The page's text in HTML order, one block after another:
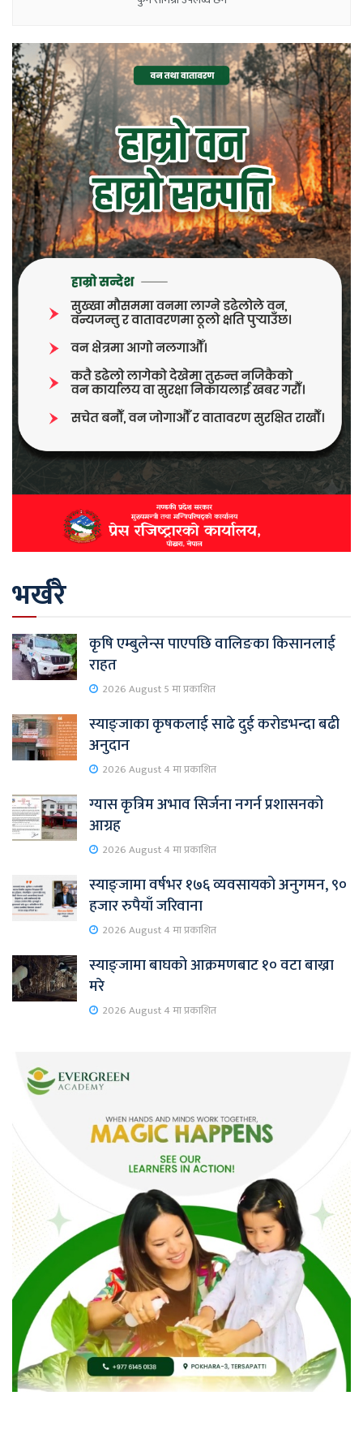
भर्खरै
कृषि एम्बुलेन्स पाएपछि वालिङका किसानलाई
राहत
2026 August 5 मा प्रकाशित
स्याङ्जाका कृषकलाई साढे दुई करोडभन्दा बढी
अनुदान
2026 August 4 मा प्रकाशित
ग्यास कृत्रिम अभाव सिर्जना नगर्न प्रशासनको
आग्रह
2026 August 4 मा प्रकाशित
स्याङ्जामा वर्षभर १७६ व्यवसायको अनुगमन, ९०
हजार रुपैयाँ जरिवाना
2026 August 4 मा प्रकाशित
स्याङ्जामा बाघको आक्रमणबाट १० वटा बाख्रा
मरे
2026 August 4 मा प्रकाशित